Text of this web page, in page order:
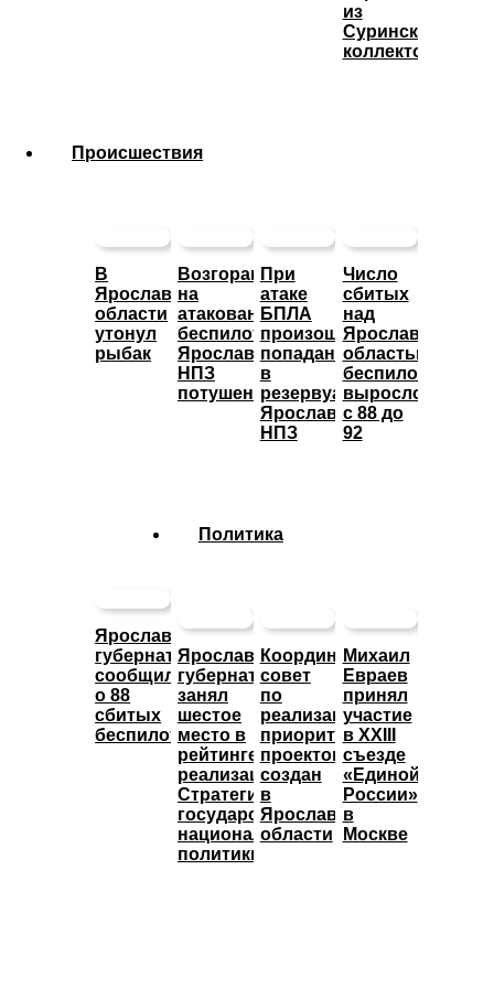
из
Суринского
коллектора
Происшествия
В
Ярославской
области
утонул
рыбак
Возгорание
на
атакованном
беспилотниками
Ярославском
НПЗ
потушено
При
атаке
БПЛА
произошло
попадание
в
резервуары
Ярославского
НПЗ
Число
сбитых
над
Ярославской
областью
беспилотников
выросло
с 88 до
92
Ярославский
губернатор
сообщил
о 88
сбитых
беспилотниках
Политика
Ярославский
губернатор
занял
шестое
место в
рейтинге
реализации
Стратегии
государственной
национальной
политики
Координационный
совет
по
реализации
приоритетных
проектов
создан
в
Ярославской
области
Михаил
Евраев
принял
участие
в XXIII
съезде
«Единой
России»
в
Москве